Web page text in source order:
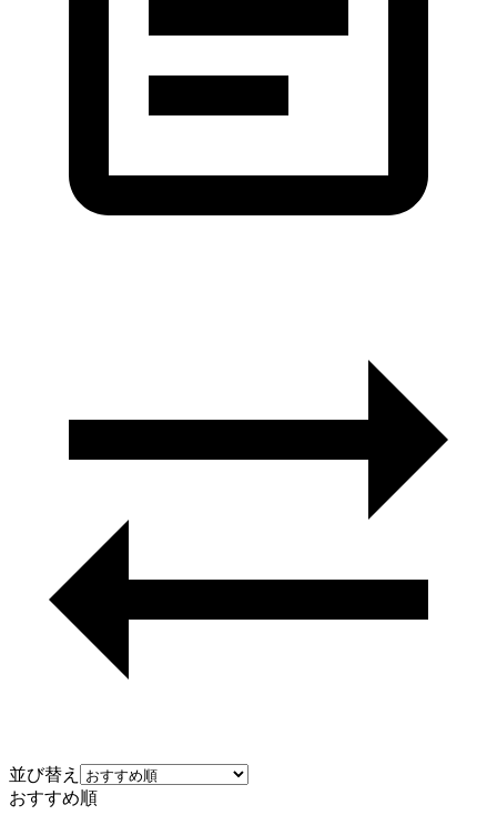
並び替え
おすすめ順